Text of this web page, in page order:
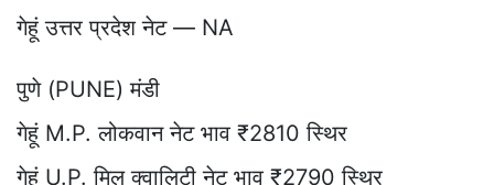
गेहूं उत्तर प्रदेश नेट — NA
पुणे (PUNE) मंडी
गेहूं M.P. लोकवान नेट भाव ₹2810 स्थिर
गेहूं U.P. मिल क्वालिटी नेट भाव ₹2790 स्थिर